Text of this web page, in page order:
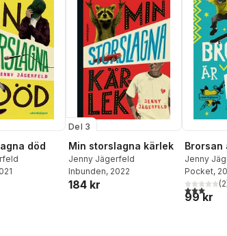
död
Totalt antal röster:
Del 3
Min storslagna kärlek
Jenny Jägerfeld
Inbunden, 2022
184 kr
Brorsan
Jenny
Pocket,
3,0utav 5(2
99 kr